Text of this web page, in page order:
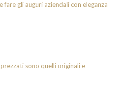
fare gli auguri aziendali con eleganza
sono quelli originali e